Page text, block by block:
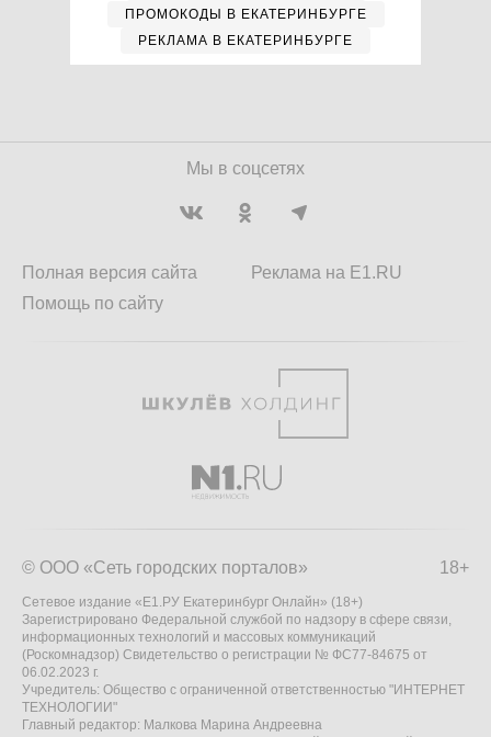
ПРОМОКОДЫ В ЕКАТЕРИНБУРГЕ
РЕКЛАМА В ЕКАТЕРИНБУРГЕ
Мы в соцсетях
Полная версия сайта
Помощь по сайту
Реклама на E1.RU
18+
© ООО «Сеть городских порталов»
Сетевое издание «Е1.РУ Екатеринбург Онлайн» (18+)
Зарегистрировано Федеральной службой по надзору в сфере связи,
информационных технологий и массовых коммуникаций
(Роскомнадзор) Свидетельство о регистрации № ФС77-84675 от
06.02.2023 г.
Учредитель: Общество с ограниченной ответственностью "ИНТЕРНЕТ
ТЕХНОЛОГИИ"
Главный редактор: Малкова Марина Андреевна